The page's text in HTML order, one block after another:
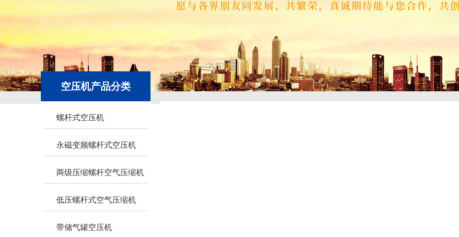
空压机产品分类
螺杆式空压机
永磁变频螺杆式空压机
两级压缩螺杆空气压缩机
低压螺杆式空气压缩机
带储气罐空压机